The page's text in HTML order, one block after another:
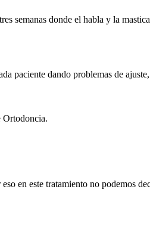
semanas donde el habla y la
paciente dando problemas de
Ortodoncia.
en este tratamiento no podemos